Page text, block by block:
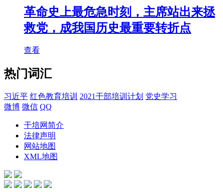
革命史上最危急时刻，主席站出来拯
救党，成我国历史最重要转折点
查看
热门词汇
习近平 红色教育培训 2021干部培训计划 党史学习
微博 微信 QQ
干培网简介
法律声明
网站地图
XML地图